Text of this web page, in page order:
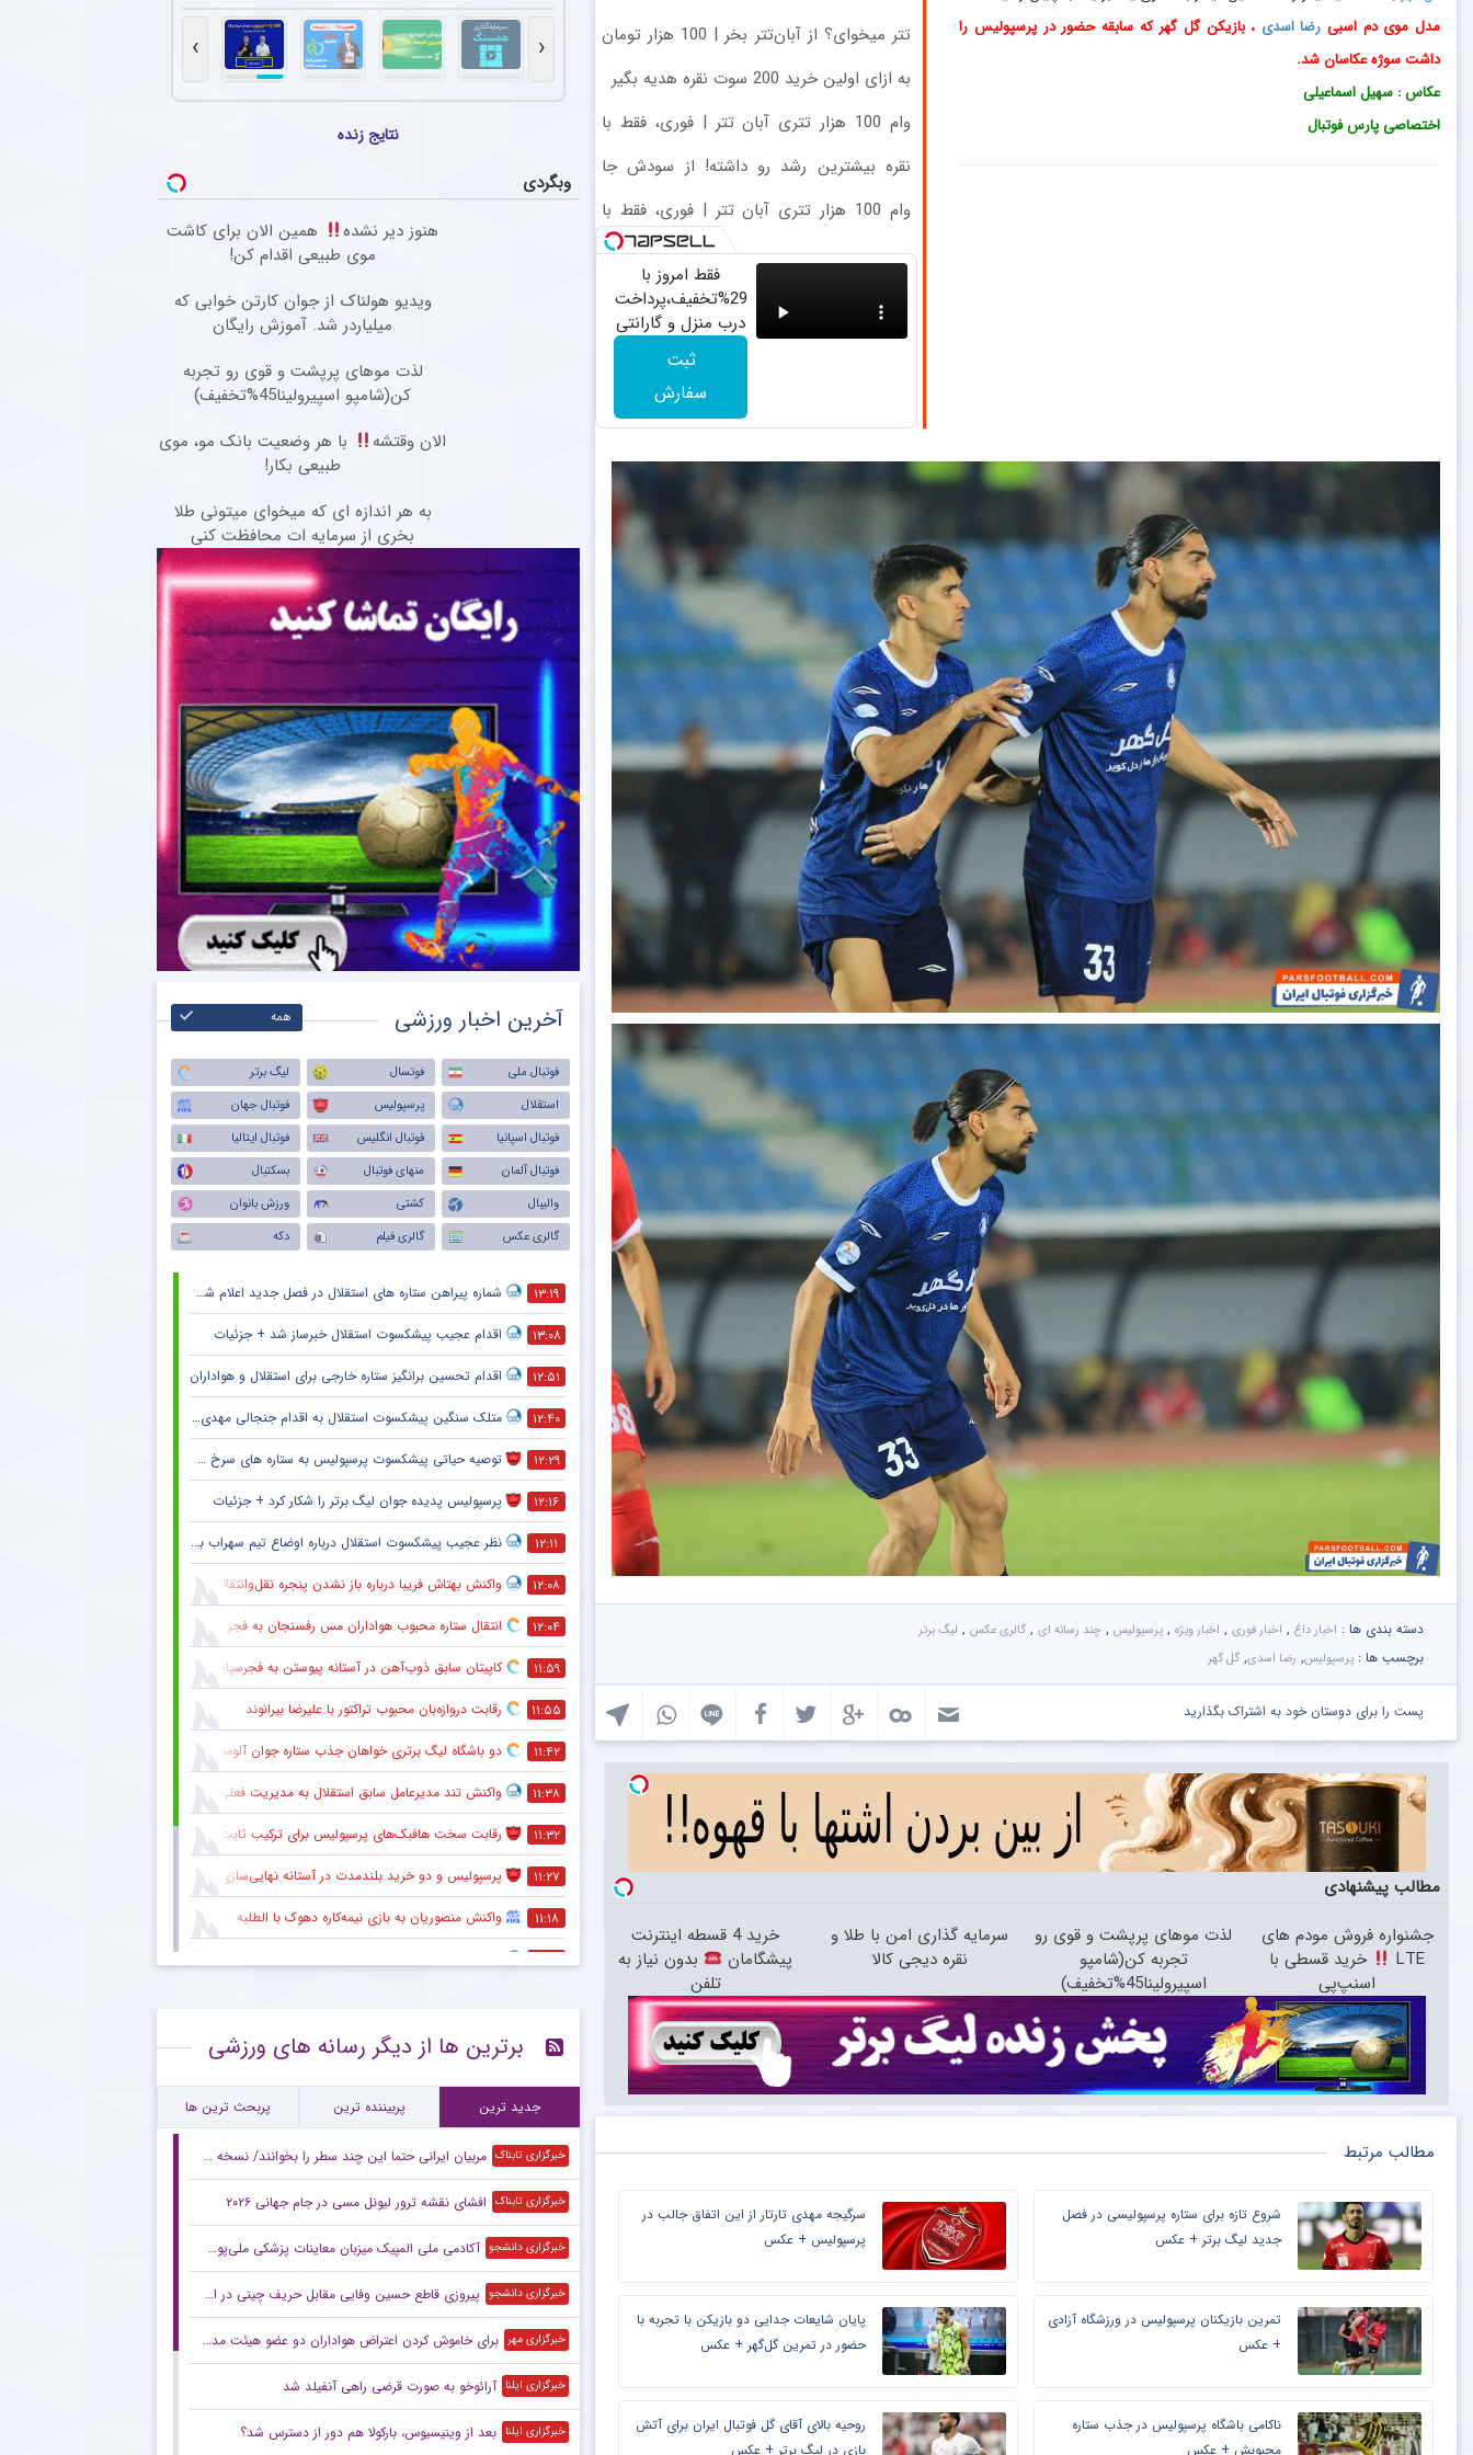
تتر میخوای؟ از آبان‌تتر بخر | 100 هزار تومان
به ازای اولین خرید 200 سوت نقره هدیه بگیر
وام 100 هزار تتری آبان تتر | فوری، فقط با
نقره بیشترین رشد رو داشته! از سودش جا
وام 100 هزار تتری آبان تتر | فوری، فقط با
فقط امروز با
29%تخفیف،پرداخت
درب منزل و گارانتی
وات بخر
ثبت
سفارش
مدل موی دم اسبی رضا اسدی ، بازیکن گل گهر که سابقه حضور در پرسپولیس را
داشت سوژه عکاسان شد.
عکاس : سهیل اسماعیلی
اختصاصی پارس فوتبال
دسته بندی ها : اخبار داغ , اخبار فوری , اخبار ویژه , پرسپولیس , چند رسانه ای , گالری عکس , لیگ برتر
برچسب ها : پرسپولیس, رضا اسدی, گل گهر
پست را برای دوستان خود به اشتراک بگذارید
مطالب پیشنهادی
جشنواره فروش مودم های
LTE
خرید قسطی با
اسنپ‌پی
لذت موهای پرپشت و قوی رو
تجربه کن(شامپو
اسپیرولینا45%تخفیف)
سرمایه گذاری امن با طلا و
نقره دیجی کالا
خرید 4 قسطه اینترنت
پیشگامان
بدون نیاز به
تلفن
مطالب مرتبط
شروع تازه برای ستاره پرسپولیسی در فصل
جدید لیگ برتر + عکس
سرگیجه مهدی تارتار از این اتفاق جالب در
پرسپولیس + عکس
تمرین بازیکنان پرسپولیس در ورزشگاه آزادی
+ عکس
پایان شایعات جدایی دو بازیکن با تجربه با
حضور در تمرین گل‌گهر + عکس
ناکامی باشگاه پرسپولیس در جذب ستاره
محبوبش + عکس
روحیه بالای آقای گل فوتبال ایران برای آتش
بازی در لیگ برتر + عکس
مدیران پرسپولیس مذاکراتی را با حدود ۵ باشگاه لیگ یکی برای خرید امتیاز و تشکیل تیم «ب» آغاز کرده‌اند.
اخبار پرسپولیس و دو خرید بلندمدت در آستانه نهایی‌سازی
مازیار زارع، سرمربی ملوان، با پیشنهاد پرسپولیس برای جذب امیررضا افسرده، مدافع این تیم، مخالفت
اعلام تیم جدید ستاره محبوب هواداران تیم فوتبال پرسپولیس طی ۴۸ ساعت آینده
مرتضی پورعلی‌گنجی مدافع سابق تیم فوتبال پرسپولیس تصمیم خود را برای ادامه فوتبال در خارج از کشور
‹
›
نتایج زنده
وبگردی
هنوز دیر نشده
همین الان برای کاشت
موی طبیعی اقدام کن!
ویدیو هولناک از جوان کارتن خوابی که
میلیاردر شد. آموزش رایگان
لذت موهای پرپشت و قوی رو تجربه
کن(شامپو اسپیرولینا45%تخفیف)
الان وقتشه
با هر وضعیت بانک مو، موی
طبیعی بکار!
به هر اندازه ای که میخوای میتونی طلا
بخری از سرمایه ات محافظت کنی
آخرین اخبار ورزشی همه
فوتبال ملی فوتسال
لیگ برتر
استقلال
پرسپولیس
فوتبال جهان
فوتبال اسپانیا
فوتبال انگلیس
فوتبال ایتالیا
فوتبال آلمان
منهای فوتبال
بسکتبال
والیبال
کشتی
ورزش بانوان
گالری عکس
گالری فیلم دکه
۱۳:۱۹ شماره پیراهن ستاره های استقلال در فصل جدید اعلام شد + جزئیات
۱۳:۰۸ اقدام عجیب پیشکسوت استقلال خبرساز شد + جزئیات
۱۲:۵۱ اقدام تحسین برانگیز ستاره خارجی برای استقلال و هواداران
۱۲:۴۰ متلک سنگین پیشکسوت استقلال به اقدام جنجالی مهدی تاج در فدراسیون فوتبال
۱۲:۲۹ توصیه حیاتی پیشکسوت پرسپولیس به ستاره های سرخ + جزئیات
۱۲:۱۶ پرسپولیس پدیده جوان لیگ برتر را شکار کرد + جزئیات
۱۲:۱۱ نظر عجیب پیشکسوت استقلال درباره اوضاع تیم سهراب بختیاری زاده + جزئیات
۱۲:۰۸ واکنش بهتاش فریبا درباره باز نشدن پنجره نقل‌وانتقالات استقلال
۱۲:۰۴ انتقال ستاره محبوب هواداران مس رفسنجان به فجر سپاسی شیراز
۱۱:۵۹ کاپیتان سابق ذوب‌آهن در آستانه پیوستن به فجرسپاسی شیراز
۱۱:۵۵ رقابت دروازه‌بان محبوب تراکتور با علیرضا بیرانوند
۱۱:۴۲ دو باشگاه لیگ برتری خواهان جذب ستاره جوان آلومینیوم
۱۱:۳۸ واکنش تند مدیرعامل سابق استقلال به مدیریت فعلی این باشگاه
۱۱:۳۲ رقابت سخت هافبک‌های پرسپولیس برای ترکیب ثابت
۱۱:۲۷ پرسپولیس و دو خرید بلندمدت در آستانه نهایی‌سازی
۱۱:۱۸ واکنش منصوریان به بازی نیمه‌کاره دهوک با الطلبه
۱۱:۱۳
۱۰:۲۰ ستاره محبوب نساجی و گزینه مدنظر باشگاه پرسپولیس
۱۰:۱۶ کاپیتان تیم ملی بسکتبال ایران و قطعی کردن قرارداد با استقلال
برترین ها از دیگر رسانه های ورزشی
جدید ترین پربیننده ترین پربحث ترین ها
خبرگزاری تابناک مربیان ایرانی حتما این چند سطر را بخوانند/ نسخه جهانی برای نجات فوتبال ایران!
خبرگزاری تابناک افشای نقشه ترور لیونل مسی در جام جهانی ۲۰۲۶
خبرگزاری دانشجو آکادمی ملی المپیک میزبان معاینات پزشکی ملی‌پوشان بوکس
خبرگزاری دانشجو پیروزی قاطع حسین وفایی مقابل حریف چینی در اسنوکر اوپن چین
خبرگزاری مهر برای خاموش کردن اعتراض هواداران دو عضو هیئت مدیره را تغییر دادند!
خبرگزاری ایلنا آرائوخو به صورت قرضی راهی آنفیلد شد
خبرگزاری ایلنا بعد از وینیسیوس، بارکولا هم دور از دسترس شد؟